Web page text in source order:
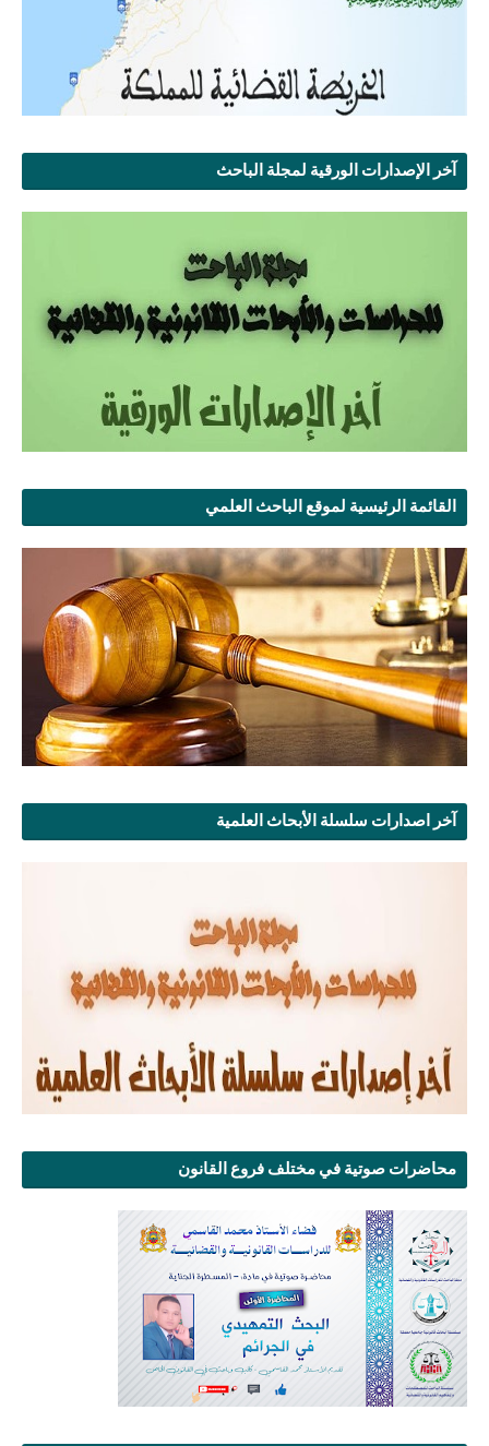
آخر الإصدارات الورقية لمجلة الباحث
القائمة الرئيسية لموقع الباحث العلمي
آخر اصدارات سلسلة الأبحاث العلمية
محاضرات صوتية في مختلف فروع القانون